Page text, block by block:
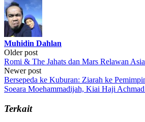
Muhidin Dahlan
Post
navigation
Older post
Romi & The Jahats dan Mars Relawan
Newer post
Bersepeda ke Kuburan: Ziarah ke
Soeara Moehammadijah, Kiai Haji
Terkait